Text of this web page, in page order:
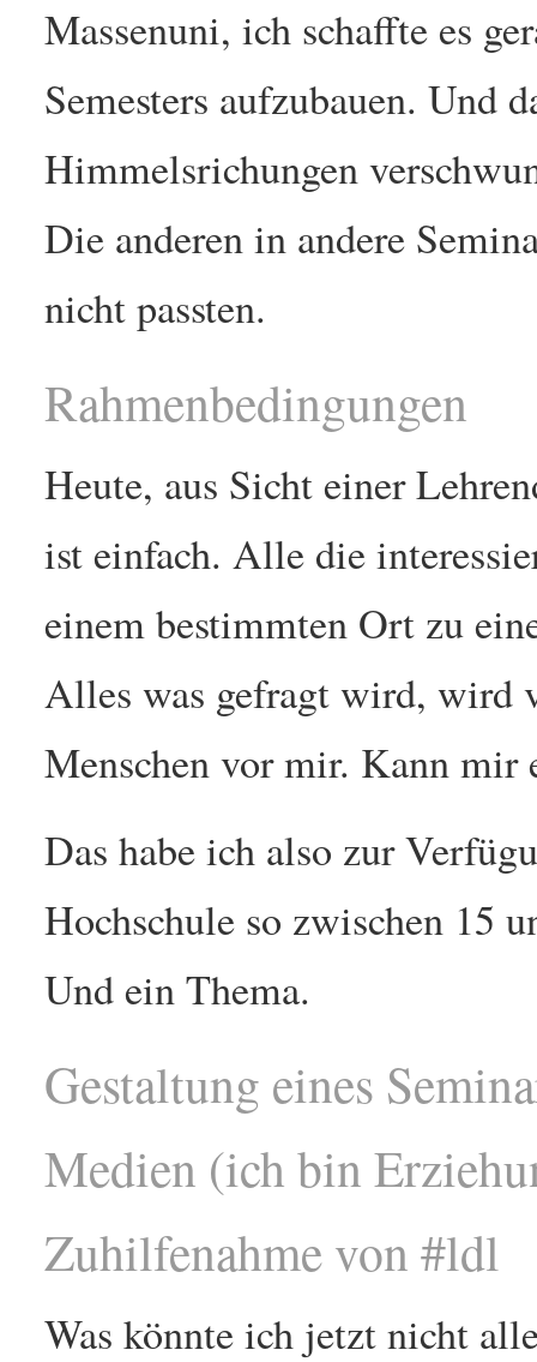
Massenuni, ich schaffte es
Semesters aufzubauen. Und
Himmelsrichungen
Die anderen in andere
nicht passten.
Rahmenbedingungen
Heute, aus Sicht einer
ist einfach. Alle die
einem bestimmten Ort zu
Alles was gefragt wird, wird
Menschen vor mir. Kann mir
Das habe ich also zur
Hochschule so zwischen 15
Und ein Thema.
Gestaltung eines
Medien (ich bin
Zuhilfenahme von #ldl
Was könnte ich jetzt nicht